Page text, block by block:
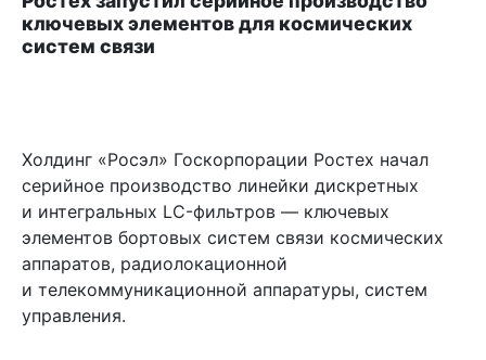
ключевых элементов для космических
систем связи
Холдинг «Росэл» Госкорпорации Ростех начал
серийное производство линейки дискретных
и интегральных LC-фильтров — ключевых
элементов бортовых систем связи космических
аппаратов, радиолокационной
и телекоммуникационной аппаратуры, систем
управления.